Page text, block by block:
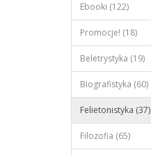
Ebooki (122)
Promocje! (18)
Beletrystyka (19)
Biografistyka (60)
Felietonistyka (37)
Filozofia (65)